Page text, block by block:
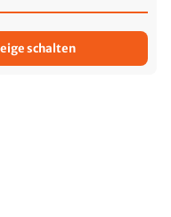
schalten